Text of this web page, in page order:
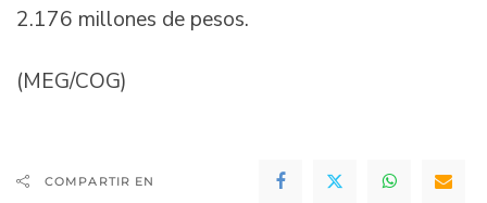
2.176 millones de pesos.
(MEG/COG)
COMPARTIR EN